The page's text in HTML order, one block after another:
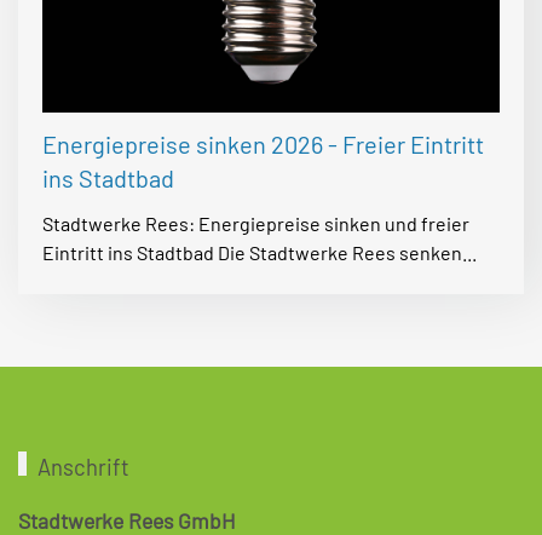
Energiepreise sinken 2026 - Freier Eintritt
ins Stadtbad
Stadtwerke Rees: Energiepreise sinken und freier
Eintritt ins Stadtbad Die Stadtwerke Rees senken...
Anschrift
Stadtwerke Rees GmbH